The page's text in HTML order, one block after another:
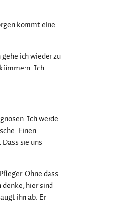
kommt eine
ich wieder zu
Ich
Ich werde
Einen
sie uns
Ohne dass
hier sind
ihn ab. Er